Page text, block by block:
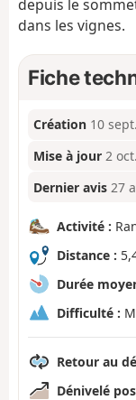
depuis le
dans les vignes.
Fiche
Création 10
Mise à jour 2
Dernier avis 27
Activité :
Distance :
Durée
Difficulté :
Retour au
Dénivelé